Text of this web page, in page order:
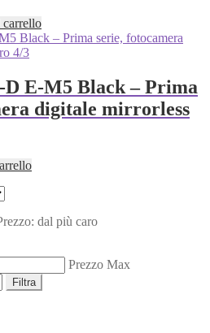
E‑M5 Black – Prima
digitale mirrorless
dal più caro
Prezzo Max
Filtra